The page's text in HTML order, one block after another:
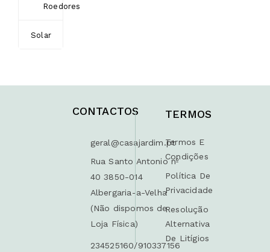
Roedores
Solar
CONTACTOS
geral@casajardim.pt
Rua Santo Antonio nº
40 3850-014
Albergaria-a-Velha
(Não dispomos de
Loja Física)
234525160/910337156
TERMOS
Termos E
Condições
Política De
Privacidade
Resolução
Alternativa
De Litígios